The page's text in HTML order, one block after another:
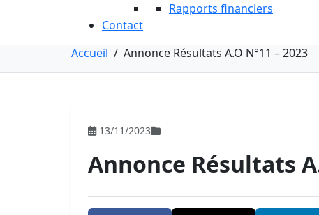
Rapports financiers
Contact
Accueil / Annonce Résultats A.O N°11 – 2023
13/11/2023
Annonce Résultats